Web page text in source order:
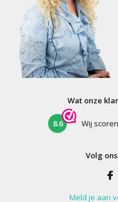
Wat onze
8.6 Wij
Volg
Meld je aan